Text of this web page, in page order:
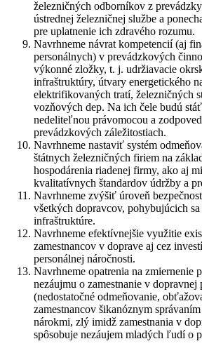
železničných odborníkov z
ústrednej železničnej službe a
pre uplatnenie ich zdravého rozumu.
Navrhneme návrat kompetencií (aj
personálnych) v prevádzkových
výkonné zložky, t. j. udržiavacie
infraštruktúry, útvary energetického
elektrifikovaných tratí, železničných
vozňových dep. Na ich čele budú
nedeliteľnou právomocou a
prevádzkových záležitostiach.
Navrhneme nastaviť systém
štátnych železničných firiem na
hospodárenia riadenej firmy, ako aj
kvalitatívnych štandardov údržby a
Navrhneme zvýšiť úroveň
všetkých dopravcov, pohybujúcich
infraštruktúre.
Navrhneme efektívnejšie využitie
zamestnancov v doprave aj cez
personálnej náročnosti.
Navrhneme opatrenia na zmiernenie
nezáujmu o zamestnanie v dopravnej
(nedostatočné odmeňovanie,
zamestnancov šikanóznym
nárokmi, zlý imidž zamestnania v
spôsobuje nezáujem mladých ľudí o